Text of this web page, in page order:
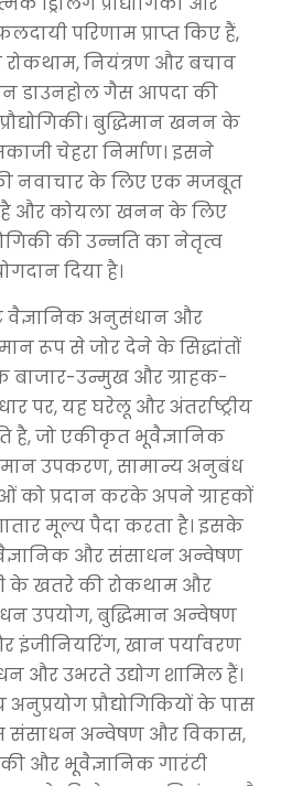
परिणाम प्राप्त किए हैं,
नियंत्रण और बचाव
डाउनहोल गैस आपदा की
बुद्धिमान खनन के
चेहरा निर्माण। इसने
नवाचार के लिए एक मजबूत
है और कोयला खनन के लिए
की उन्नति का नेतृत्व
दिया है।
वैज्ञानिक अनुसंधान और
रूप से जोर देने के सिद्धांतों
बाजार-उन्मुख और ग्राहक-
पर, यह घरेलू और अंतर्राष्ट्रीय
है, जो एकीकृत भूवैज्ञानिक
उपकरण, सामान्य अनुबंध
को प्रदान करके अपने ग्राहकों
मूल्य पैदा करता है। इसके
और संसाधन अन्वेषण
के खतरे की रोकथाम और
उपयोग, बुद्धिमान अन्वेषण
इंजीनियरिंग, खान पर्यावरण
और उभरते उद्योग शामिल हैं।
प्रौद्योगिकियों के पास
संसाधन अन्वेषण और विकास,
और भूवैज्ञानिक गारंटी